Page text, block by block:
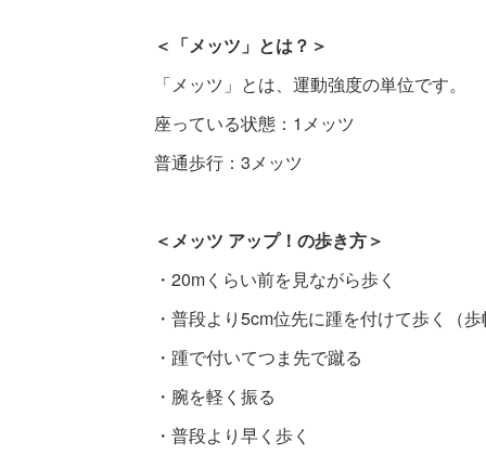
＜「メッツ」とは？＞
「メッツ」とは、運動強度の単位です。
座っている状態：1メッツ
普通歩行：3メッツ
＜メッツ アップ！の歩き方＞
・20mくらい前を見ながら歩く
・普段より5cm位先に踵を付けて歩く（
・踵で付いてつま先で蹴る
・腕を軽く振る
・普段より早く歩く